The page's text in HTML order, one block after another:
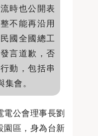
時也公開表
不能再沿用
國全國總工
言道歉，否
動，包括串
會。
公會理事長劉
園區，身為台新